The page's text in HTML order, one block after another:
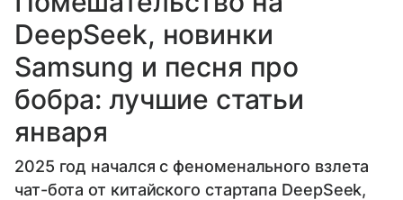
DeepSeek, новинки
Samsung и песня про
бобра: лучшие статьи
января
2025 год начался с феноменального взлета
чат-бота от китайского стартапа DeepSeek,